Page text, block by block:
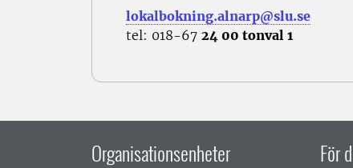
lokalbokning.alnarp@slu.se
tel: 018-67 24 00 tonval 1
Organisationsenheter För